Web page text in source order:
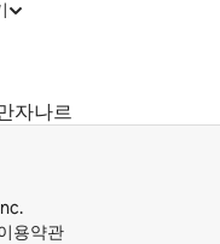
자나르
용약관